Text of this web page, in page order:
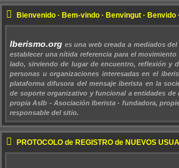
Iberismo.org es una web creada a mediados
establecer una nítida referencia para el
lado, sirviendo de lugar de encuentro, reflexión y
personas u organizaciones interesadas en el
plataforma difusora del mensaje iberista en la
de soporte organizativo y funcional a entidades de
propia AsIb - Asociación Iberista - fundadora,
responsable del sitio.
PROTOCOLO de REGISTRO de NUEVOS